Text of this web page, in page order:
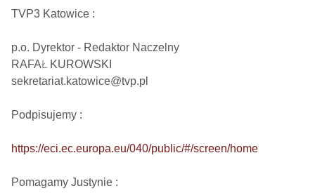
TVP3 Katowice :
p.o. Dyrektor - Redaktor Naczelny
RAFAŁ KUROWSKI
sekretariat.katowice@tvp.pl
Podpisujemy :
https://eci.ec.europa.eu/040/public/#/screen/home
Pomagamy Justynie :